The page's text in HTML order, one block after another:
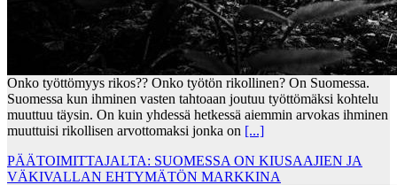
Onko työttömyys rikos?? Onko työtön rikollinen? On Suomessa.
Suomessa kun ihminen vasten tahtoaan joutuu työttömäksi kohtelu
muuttuu täysin. On kuin yhdessä hetkessä aiemmin arvokas ihminen
muuttuisi rikollisen arvottomaksi jonka on [...]
PÄÄTOIMITTAJALTA: SUOMESSA ON KIUSAAJIEN JA
VÄKIVALLAN EHTYMÄTÖN MARKKINA